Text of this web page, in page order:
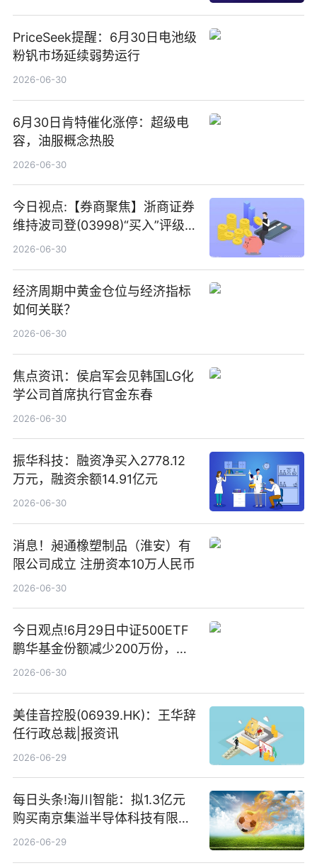
PriceSeek提醒：6月30日电池级
粉钒市场延续弱势运行
2026-06-30
6月30日肯特催化涨停：超级电
容，油服概念热股
2026-06-30
今日视点:【券商聚焦】浙商证券
维持波司登(03998)“买入”评级
指其业绩高质量稳增长
2026-06-30
经济周期中黄金仓位与经济指标
如何关联？
2026-06-30
焦点资讯：侯启军会见韩国LG化
学公司首席执行官金东春
2026-06-30
振华科技：融资净买入2778.12
万元，融资余额14.91亿元
2026-06-30
消息！昶通橡塑制品（淮安）有
限公司成立 注册资本10万人民币
2026-06-30
今日观点!6月29日中证500ETF
鹏华基金份额减少200万份，重
仓股亨通光电、赤峰黄金、佰维
2026-06-30
美佳音控股(06939.HK)：王华辞
任行政总裁|报资讯
2026-06-29
每日头条!海川智能：拟1.3亿元
购买南京集溢半导体科技有限公
司15.3%股权
2026-06-29